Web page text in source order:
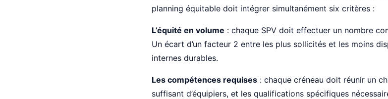
planning équitable doit intégrer simultanément six critères :
L’équité en volume : chaque SPV doit effectuer un nombre
Un écart d’un facteur 2 entre les plus sollicités et les moins
internes durables.
Les compétences requises : chaque créneau doit réunir un
suffisant d’équipiers, et les qualifications spécifiques